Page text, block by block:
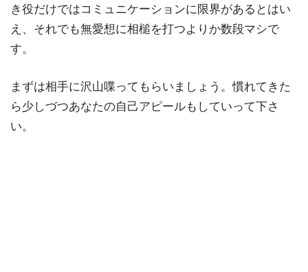
き役だけではコミュニケーションに限界があるとはい
え、それでも無愛想に相槌を打つよりか数段マシで
す。
まずは相手に沢山喋ってもらいましょう。慣れてきた
ら少しづつあなたの自己アピールもしていって下さ
い。